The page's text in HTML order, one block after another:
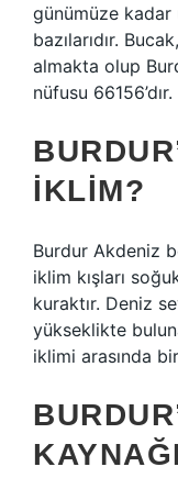
günümüze kadar
bazılarıdır.
almakta olup
nüfusu 66156’dır.
IKLIM?
Burdur Akdeniz
iklim kışları
kuraktır. Deniz
yükseklikte
iklimi arasında